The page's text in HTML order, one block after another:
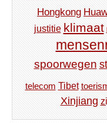
Hongkong
justitie klimaat
spoorwegen
telecom Tibet
Xinjiang